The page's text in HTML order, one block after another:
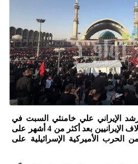
الإيراني علي خامنئي السبت في
طهران، وسط مشاركة آلاف الإيرانيين بعد أكثر من 4 أشهر على
الحرب الأميركية الإسرائيلية على